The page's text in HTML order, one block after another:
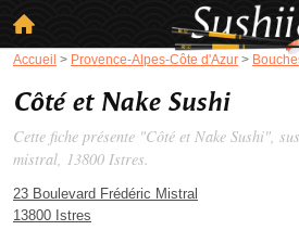
Accueil > Provence-Alpes-Côte d'Azur >
Côté et Nake Sushi
Cette fiche présente "Côté et Nake Sushi",
mistral, 13800 Istres.
23 Boulevard Frédéric Mistral
13800 Istres